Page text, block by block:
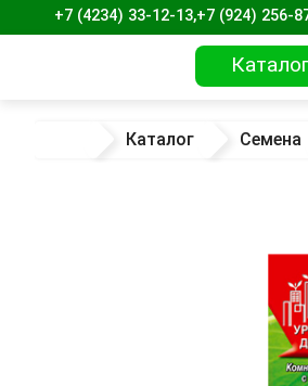
+7 (4234) 33-12-13,+7 (924) 256-
Каталог Семена